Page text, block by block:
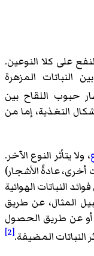
على كلا النوعين.
النباتات المزهرة
حبوب اللقاح بين
التغذية، إما من
، ولا يتأثر النوع الآخر.
أخرى، عادةً الأشجار)
النباتات الهوائية
المثال، عن طريق
أو عن طريق الحصول
النباتات المضيفة.[2]